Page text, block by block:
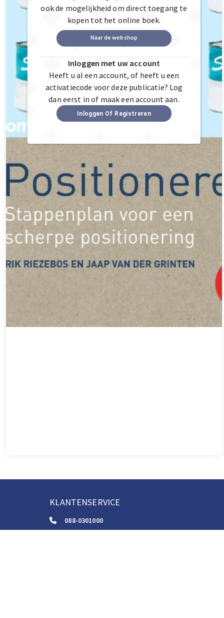
ook de mogelijkheid om direct toegang te
kopen tot het online boek.
Naar de webshop
Inloggen met uw account
Heeft u al een account, of heeft u een
activatiecode voor deze publicatie? Log
dan eerst in of maak een account aan.
Inloggen Of Registreren
KLANTENSERVICE
088-0301000